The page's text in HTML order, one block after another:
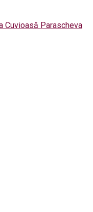
Cuvioasă Parascheva